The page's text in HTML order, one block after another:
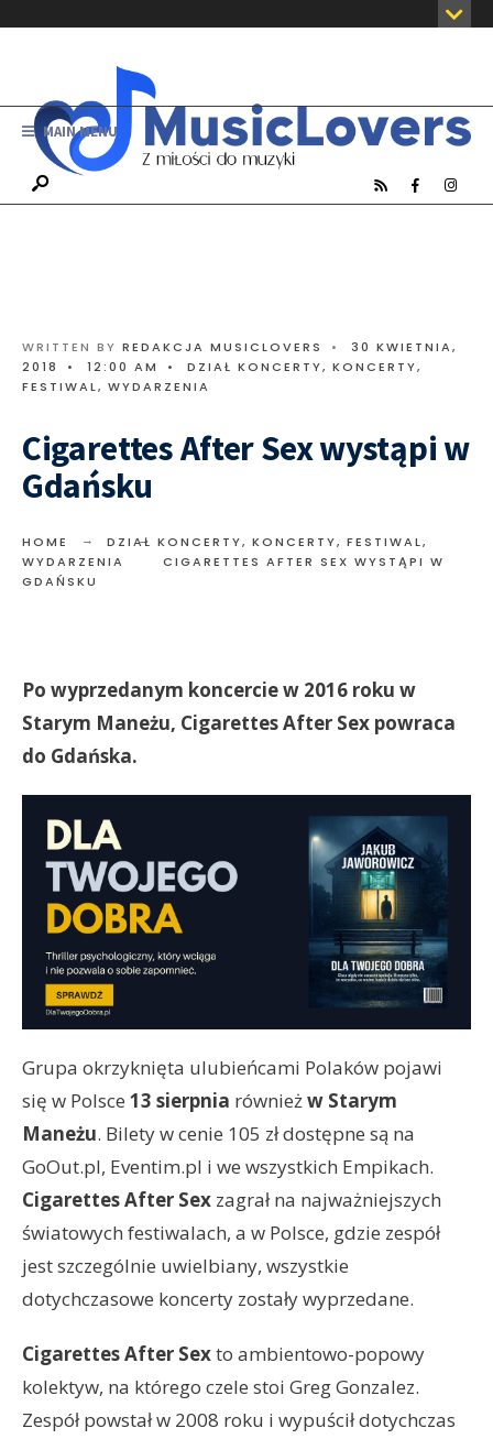
MAIN MENU
WRITTEN BY REDAKCJA MUSICLOVERS •
30 KWIETNIA,
2018
• 12:00 AM • DZIAŁ KONCERTY, KONCERTY,
FESTIWAL, WYDARZENIA
Cigarettes After Sex wystąpi w
Gdańsku
HOME DZIAŁ KONCERTY, KONCERTY, FESTIWAL,
WYDARZENIA
CIGARETTES AFTER SEX WYSTĄPI W
GDAŃSKU
Po wyprzedanym koncercie w 2016 roku w
Starym Maneżu, Cigarettes After Sex powraca
do Gdańska.
Grupa okrzyknięta ulubieńcami Polaków pojawi
się w Polsce 13 sierpnia równieżw Starym
Maneżu. Bilety w cenie 105 zł dostępne są na
GoOut.pl, Eventim.pl i we wszystkich Empikach.
Cigarettes After Sex zagrał na najważniejszych
światowych festiwalach, a w Polsce, gdzie zespół
jest szczególnie uwielbiany, wszystkie
dotychczasowe koncerty zostały wyprzedane.
Cigarettes After Sexto ambientowo-popowy
kolektyw, na którego czele stoi Greg Gonzalez.
Zespół powstał w 2008 roku i wypuścił dotychczas